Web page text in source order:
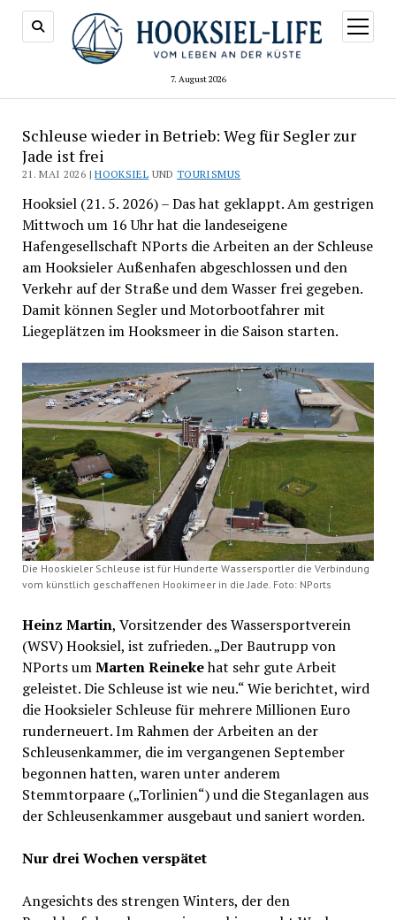
7. August 2026
Menü
öffnen
Schleuse wieder in Betrieb: Weg für Segler zur
Jade ist frei
21. MAI 2026 |HOOKSIEL UND TOURISMUS
Hooksiel (21. 5. 2026) – Das hat geklappt. Am gestrigen
Mittwoch um 16 Uhr hat die landeseigene
Hafengesellschaft NPorts die Arbeiten an der Schleuse
am Hooksieler Außenhafen abgeschlossen und den
Verkehr auf der Straße und dem Wasser frei gegeben.
Damit können Segler und Motorbootfahrer mit
Liegeplätzen im Hooksmeer in die Saison starten.
Die Hooskieler Schleuse ist für Hunderte Wassersportler die Verbindung
vom künstlich geschaffenen Hookimeer in die Jade. Foto: NPorts
Heinz Martin, Vorsitzender des Wassersportverein
(WSV) Hooksiel, ist zufrieden. „Der Bautrupp von
NPorts umMarten Reinekehat sehr gute Arbeit
geleistet. Die Schleuse ist wie neu.“ Wie berichtet, wird
die Hooksieler Schleuse für mehrere Millionen Euro
runderneuert. Im Rahmen der Arbeiten an der
Schleusenkammer, die im vergangenen September
begonnen hatten, waren unter anderem
Stemmtorpaare („Torlinien“) und die Steganlagen aus
der Schleusenkammer ausgebaut und saniert worden.
Nur drei Wochen verspätet
Angesichts des strengen Winters, der den